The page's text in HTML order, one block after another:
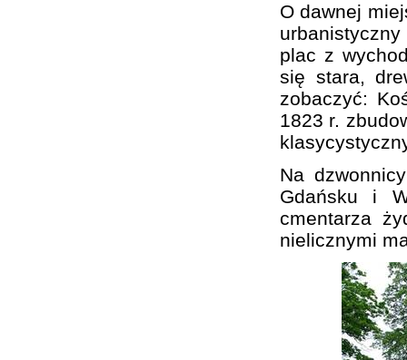
O dawnej
plac z
się stara,
zobaczyć:
1823 r.
Na
Gdańsku i
cmentarza
nielicznymi